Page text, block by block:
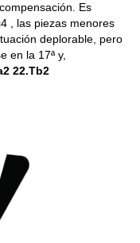
Es
, las piezas menores
deplorable, pero
en la 17ª y,
22.Tb2